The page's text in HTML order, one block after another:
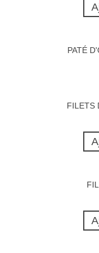
PATÉ
FILETS